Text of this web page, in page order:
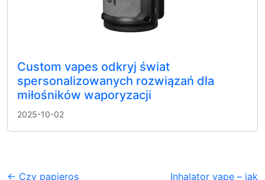
Custom vapes odkryj świat
spersonalizowanych rozwiązań dla
miłośników waporyzacji
2025-10-02
← Czy papieros Inhalator vape – jak